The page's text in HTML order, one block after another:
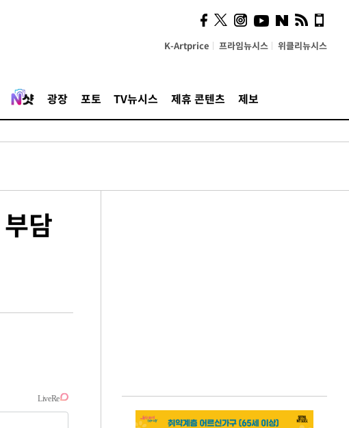
K-Artprice 프라임뉴시스 위클리뉴시스
광장 포토 TV뉴시스 제휴 콘텐츠 제보
담